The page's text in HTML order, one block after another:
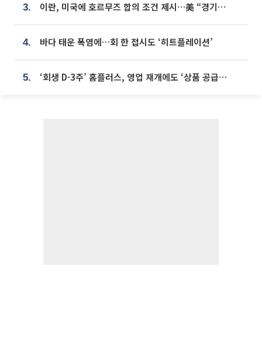
3. 이란, 미국에 호르무즈 합의 조건 제시…美 “경기 아직 안 끝나” [종합]
4. 바다 태운 폭염에…회 한 접시도 ‘히트플레이션’
5. ‘회생 D-3주’ 홈플러스, 영업 재개에도 ‘상품 공급망’ 복구가 생존 관건